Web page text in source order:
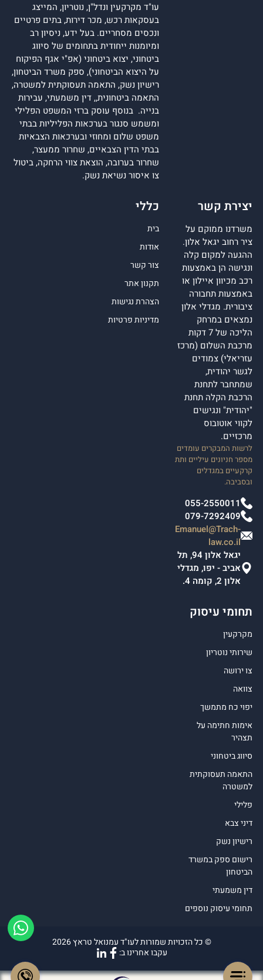
עו"ד מקרקעין ונדל"ן, נוטריון, המייצג
בעסקאות רכש, מכר דירות, בתים פרטיים
ונכסים מסחריים. בעל ידע, ניסיון רב
ומיומנות ייחודית בתחומים של סיווג
ביטחוני, יצוא ביטחוני (אפ"י אגף הפיקוח
על היצוא הביטחוני), ספק משרד הביטחון,
רישיון נשק, התאמה תעסוקתית למשטרה,
התאמה ביטחונית,, דין משמעתי, עבירות
בנייה. בנוסף עוסק ברזי המשפט הפלילי
ומשמש סנגור בערכאות הפליליות בבתי
משפט שלום ומחוזי ובערכאות הצבאיות
בבתי הדין הצבאיים, שחרור ממעצר,
שחרור בערובה, הוצאת צווי הרחקה, ביטול
צו איסור נשיאת נשק.
יצירת קשר
משרדנו ממוקם על
ציר רחוב יגאל אלון.
ההגעה למקום קלה
ונגישה הן באמצעות
רכב מכיוון איילון או
באמצעות תחבורה
ציבורית. מגדלי אלון
נמצאים במרחק
הליכה של 7 דקות
מרכבת השלום (מרכז
עזריאלי) צמודים
לגשר יהודית,
שמתחבר לתחנת
הרכבת הקלה תחנת
"יהודית" ונגישים
לקווי אוטובוס
מרכזיים.
לרשות המבקרים עומדים
מספר חניונים עיליים ותת
קרקעיים במגדלים
ובסביבה.
055-2550011
079-7292409
Emanuel@Trach-
law.co.il
יגאל אלון 94, תל
אביב - יפו, מגדלי
אלון 2, קומה 4.
כללי
בית
אודות
צור קשר
תקנון אתר
הצהרת נגישות
מדיניות פרטיות
תחומי עיסוק
מקרקעין
שירותי נוטריון
צו ירושה
צוואה
יפוי כח מתמשך
אימות חתימה על
תצהיר
סיווג ביטחוני
התאמה תעסוקתית
למשטרה
פלילי
דיני צבא
רישיון נשק
רישום ספק במשרד
הביטחון
דין משמעתי
תחומי עיסוק נוספים
© כל הזכויות שמורות לעו"ד עמנואל טראץ 2026
עקבו אחרינו ב: